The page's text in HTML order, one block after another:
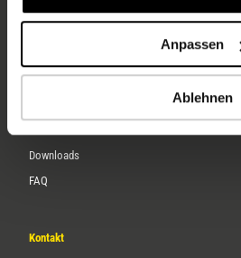
Anpassen
Ablehnen
Karriere
Service
Downloads
FAQ
Kontakt